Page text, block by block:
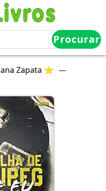
Procurar
Zapata ⭐ —